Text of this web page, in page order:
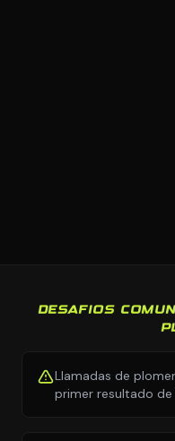
DESAFIOS
Llamadas de
primer resultado